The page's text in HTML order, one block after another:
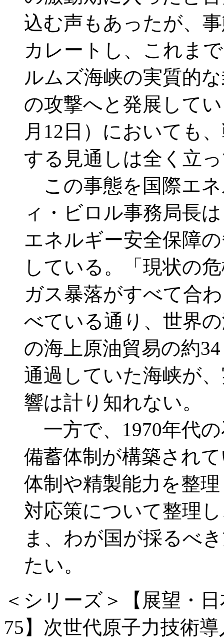
込む声もあったが、
カレートし、これま
ルムズ海峡の実質的
の攻撃へと発展して
月12日）においても
する見通しは全く立
この事態を国際エ
ィ・ビロル事務局長
エネルギー安全保障
している。「現状の
ガス暴落がすべて合
べている通り、世界
の海上原油貿易の約
通過していた海峡が
響は計り知れない。
一方で、1970年代
備蓄体制が構築され
体制や精製能力を整
対応策について整理
ま、わが国が採るべ
たい。
＜シリーズ＞【展望・
75】次世代原子力技術